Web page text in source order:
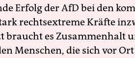
Erfolg der AfD bei den
rechtsextreme Kräfte
braucht es Zusammenhalt
Menschen, die sich vor